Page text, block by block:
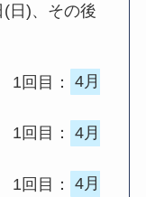
日)、その後
回目：
4月
回目：
4月
目：
4月